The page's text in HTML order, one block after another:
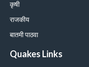
कृषी
राजकीय
बातमी पाठवा
Quakes Links